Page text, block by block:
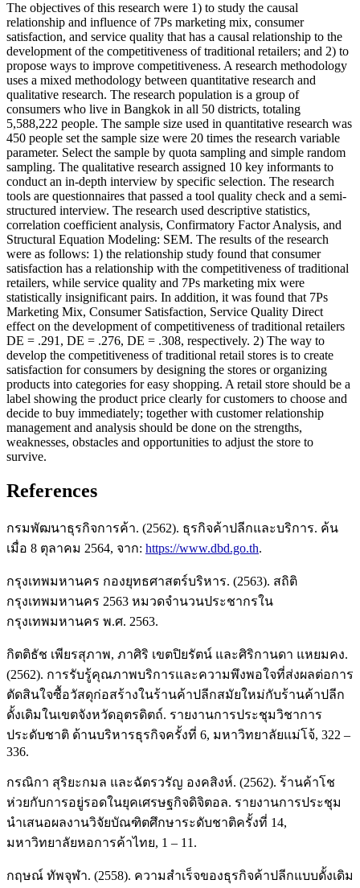
The objectives of this research were 1) to study the causal
relationship and influence of 7Ps marketing mix, consumer
satisfaction, and service quality that has a causal relationship to the
development of the competitiveness of traditional retailers; and 2) to
propose ways to improve competitiveness. A research methodology
uses a mixed methodology between quantitative research and
qualitative research. The research population is a group of
consumers who live in Bangkok in all 50 districts, totaling
5,588,222 people. The sample size used in quantitative research was
450 people set the sample size were 20 times the research variable
parameter. Select the sample by quota sampling and simple random
sampling. The qualitative research assigned 10 key informants to
conduct an in-depth interview by specific selection. The research
tools are questionnaires that passed a tool quality check and a semi-
structured interview. The research used descriptive statistics,
correlation coefficient analysis, Confirmatory Factor Analysis, and
Structural Equation Modeling: SEM. The results of the research
were as follows: 1) the relationship study found that consumer
satisfaction has a relationship with the competitiveness of traditional
retailers, while service quality and 7Ps marketing mix were
statistically insignificant pairs. In addition, it was found that 7Ps
Marketing Mix, Consumer Satisfaction, Service Quality Direct
effect on the development of competitiveness of traditional retailers
DE = .291, DE = .276, DE = .308, respectively. 2) The way to
develop the competitiveness of traditional retail stores is to create
satisfaction for consumers by designing the stores or organizing
products into categories for easy shopping. A retail store should be a
label showing the product price clearly for customers to choose and
decide to buy immediately; together with customer relationship
management and analysis should be done on the strengths,
weaknesses, obstacles and opportunities to adjust the store to
survive.
References
กรมพัฒนาธุรกิจการค้า. (2562). ธุรกิจค้าปลีกและบริการ. ค้น
เมื่อ 8 ตุลาคม 2564, จาก: https://www.dbd.go.th.
กรุงเทพมหานคร กองยุทธศาสตร์บริหาร. (2563). สถิติ
กรุงเทพมหานคร 2563 หมวดจำนวนประชากรใน
กรุงเทพมหานคร พ.ศ. 2563.
กิตติธัช เพียรสุภาพ, ภาศิริ เขตปิยรัตน์ และศิริกานดา แหยมคง.
(2562). การรับรู้คุณภาพบริการและความพึงพอใจที่ส่งผลต่อการ
ตัดสินใจซื้อวัสดุก่อสร้างในร้านค้าปลีกสมัยใหม่กับร้านค้าปลีก
ดั้งเดิมในเขตจังหวัดอุตรดิตถ์. รายงานการประชุมวิชาการ
ประดับชาติ ด้านบริหารธุรกิจครั้งที่ 6, มหาวิทยาลัยแม่โจ้, 322 –
336.
กรณิกา สุริยะกมล และฉัตรวรัญ องคสิงห์. (2562). ร้านค้าโช
ห่วยกับการอยู่รอดในยุคเศรษฐกิจดิจิตอล. รายงานการประชุม
นำเสนอผลงานวิจัยบัณฑิตศึกษาระดับชาติครั้งที่ 14,
มหาวิทยาลัยหอการค้าไทย, 1 – 11.
กฤษณ์ ทัพจุฬา. (2558). ความสำเร็จของธุรกิจค้าปลีกแบบดั้งเดิม